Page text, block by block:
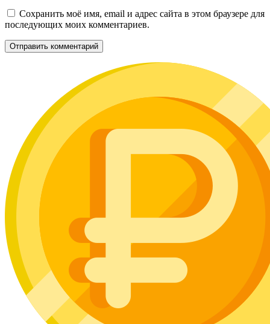
Сохранить моё имя, email и адрес сайта в этом браузере для
последующих моих комментариев.